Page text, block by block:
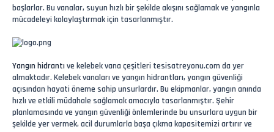
başlarlar. Bu vanalar, suyun hızlı bir şekilde akışını sağlamak ve yangınla
mücadeleyi kolaylaştırmak için tasarlanmıştır.
Yangın hidrantı ve kelebek vana çeşitleri tesisatreyonu.com da yer
almaktadır. Kelebek vanaları ve yangın hidrantları, yangın güvenliği
açısından hayati öneme sahip unsurlardır. Bu ekipmanlar, yangın anında
hızlı ve etkili müdahale sağlamak amacıyla tasarlanmıştır. Şehir
planlamasında ve yangın güvenliği önlemlerinde bu unsurlara uygun bir
şekilde yer vermek, acil durumlarla başa çıkma kapasitemizi artırır ve